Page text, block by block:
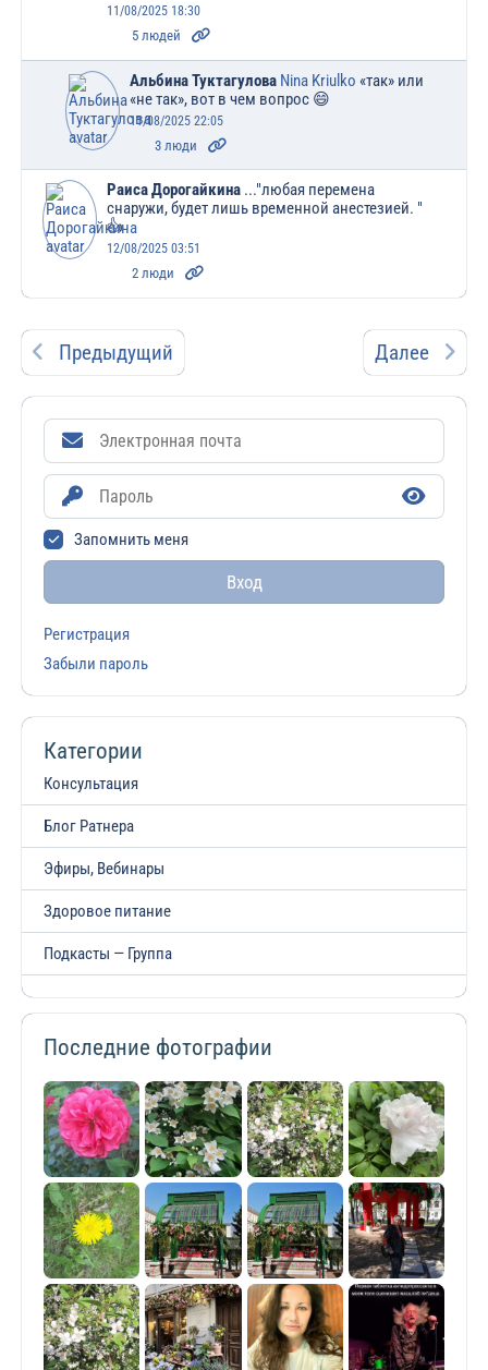
Запомнить меня
Вход
Регистрация
Забыли пароль
Категории
Консультация
Блог Ратнера
Эфиры, Вебинары
Здоровое питание
Подкасты — Группа
Последние фотографии
11/08/2025 18:30
5 людей
Альбина Туктагулова Nina Kriulko «так» или
«не так», вот в чем вопрос 😄
11/08/2025 22:05
3 люди
Раиса Дорогайкина ..."любая перемена
снаружи, будет лишь временной анестезией. "
👍
12/08/2025 03:51
2 люди
Предыдущий Далее